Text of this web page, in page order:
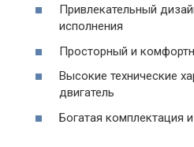
Привлекательный
исполнения
Просторный и
Высокие технические
двигатель
Богатая комплектация